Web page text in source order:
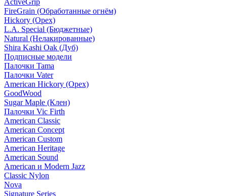
ActiveGrip
FireGrain (Обработанные огнём)
Hickory (Орех)
L.A. Special (Бюджетные)
Natural (Нелакированные)
Shira Kashi Oak (Дуб)
Подписные модели
Палочки Tama
Палочки Vater
American Hickory (Орех)
GoodWood
Sugar Maple (Клен)
Палочки Vic Firth
American Classic
American Concept
American Custom
American Heritage
American Sound
American и Modern Jazz
Classic Nylon
Nova
Signature Series